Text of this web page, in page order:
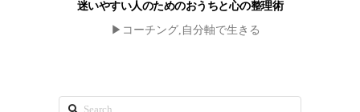
迷いやすい人のためのおうちと心の整理術
▶︎コーチング,自分軸で生きる
Search